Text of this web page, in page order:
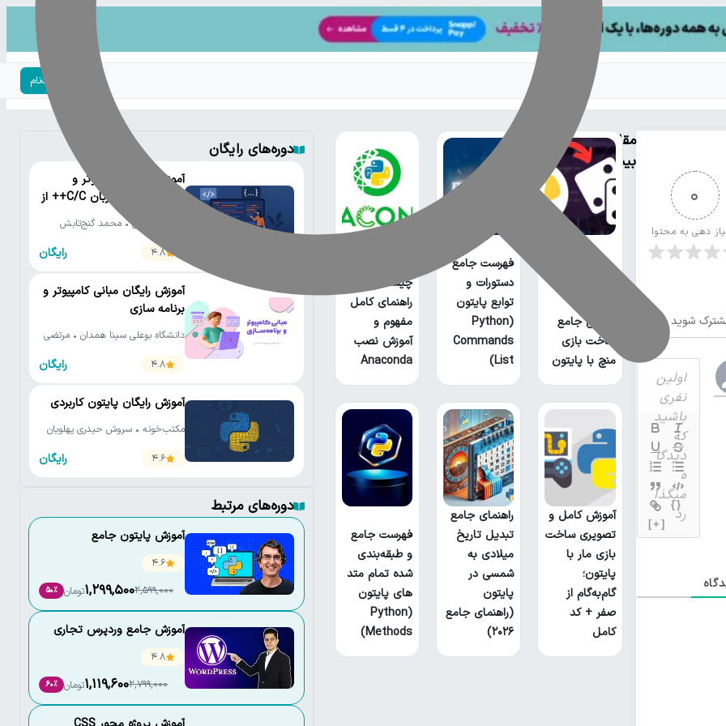
ورود | ثبت‌نام
0
دهی به محتوا
شوید
{}
[+]
مقالات
بیشتر
آموزش جامع
ساخت بازی
منچ با پایتون
فهرست جامع
دستورات و
توابع پایتون
(Python
Commands
List)
چیست؟
راهنمای کامل
مفهوم و
آموزش نصب
Anaconda
آموزش کامل و
تصویری ساخت
بازی مار با
پایتون؛
گام‌به‌گام از
صفر + کد
کامل
راهنمای جامع
تبدیل تاریخ
میلادی به
شمسی در
پایتون
(راهنمای جامع
۲۰۲۶)
فهرست جامع
و طبقه‌بندی
شده تمام متد
های پایتون
(Python
Methods)
دوره‌های رایگان
آموزش رایگان کامپیوتر و
برنامه‌نویسی به زبان C/C++ از
مقدماتی تا پیشرفته
دانشگاه تهران • محمد گنج‌تابش
4.8
رایگان
آموزش رایگان مبانی کامپیوتر و
برنامه سازی
دانشگاه بوعلی سینا همدان • مرتضی
4.8
رایگان
آموزش رایگان پایتون کاربردی
مکتب‌خونه • سروش حیدری پهلویان
4.6
رایگان
دوره‌های مرتبط
آموزش پایتون جامع
4.6
2,599,000
1,299,500تومان 50٪
آموزش جامع وردپرس تجاری
4.8
2,799,000
1,119,600تومان 60٪